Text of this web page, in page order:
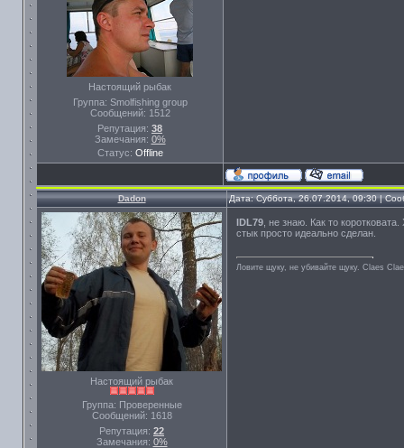
Настоящий рыбак
Группа: Smolfishing group
Сообщений: 1512
Репутация: 38
Замечания: 0%
Статус: Offline
Dadon Дата: Суббота, 26.07.2014, 09:30 |
Настоящий рыбак
Группа: Проверенные
Сообщений: 1618
Репутация: 22
Замечания: 0%
IDL79 , не знаю. Как то
стык просто идеально сделан.
Ловите щуку, не убивайте щуку. Сlaes